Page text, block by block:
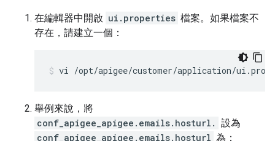
在編輯器中開啟 ui.properties 檔案。如果檔案不
存在，請建立一個：
vi /opt/apigee/customer/application/
舉例來說，將
conf_apigee_apigee.emails.hosturl. 設為
conf_apigee_apigee.emails.hosturl 為：